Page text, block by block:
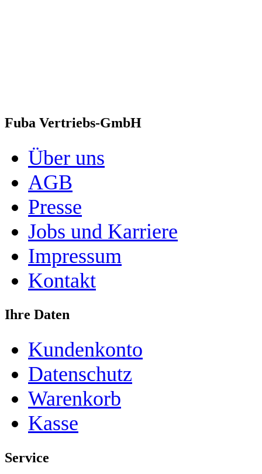
Fuba Vertriebs-GmbH
Über uns
AGB
Presse
Jobs und Karriere
Impressum
Kontakt
Ihre Daten
Kundenkonto
Datenschutz
Warenkorb
Kasse
Service